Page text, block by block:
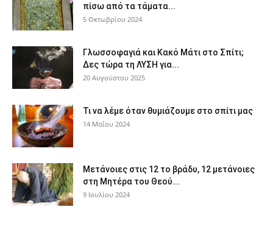
πίσω από τα τάματα...
5 Οκτωβρίου 2024
Γλωσσοφαγιά και Κακό Μάτι στο Σπίτι;
Δες τώρα τη ΛΥΣΗ για...
20 Αυγούστου 2025
Τι να λέμε όταν θυμιάζουμε στο σπίτι μας
14 Μαΐου 2024
Μετάνοιες στις 12 το βράδυ, 12 μετάνοιες
στη Μητέρα του Θεού...
9 Ιουλίου 2024